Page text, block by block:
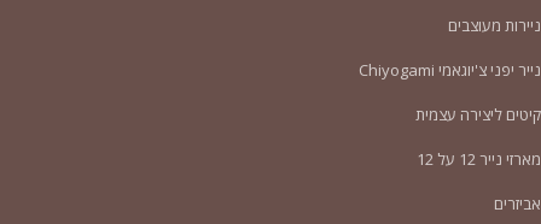
ניירות מעוצבים
נייר יפני צ'יוגאמי Chiyogami
קיטים ליצירה עצמית
מארזי נייר 12 על 12
אביזרים